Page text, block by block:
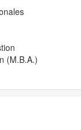
(M.B.A.)